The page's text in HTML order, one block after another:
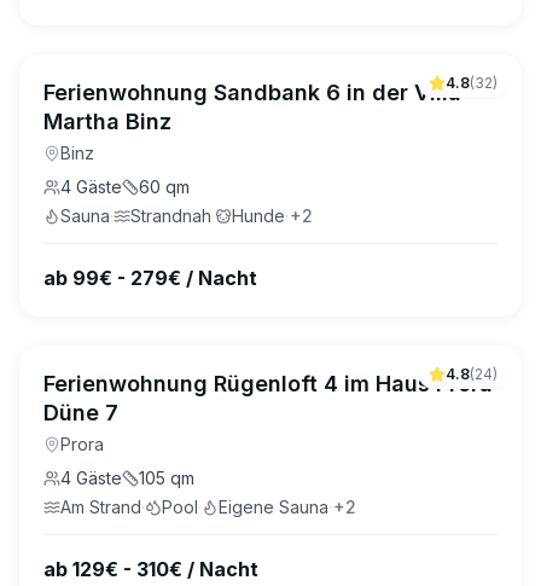
4.8(32)
Ferienwohnung Sandbank 6 in der Villa
Martha Binz
Binz
4 Gäste 60 qm
Sauna· Strandnah· Hunde·+2
ab 99€ - 279€ / Nacht
4.8(24)
Ferienwohnung Rügenloft 4 im Haus Prora
Düne 7
Prora
4 Gäste 105 qm
Am Strand· Pool· Eigene Sauna·+2
ab 129€ - 310€ / Nacht